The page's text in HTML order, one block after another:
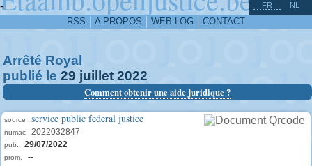
-
RSS A PROPOS WEB LOG CONTACT
FR NL
Arrêté Royal
publié le 29 juillet 2022
Comment obtenir une aide juridique ?
source service public federal justice
numac 2022032847
pub. 29/07/2022
prom. --
^